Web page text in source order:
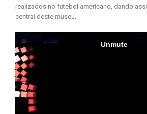
realizados no futebol americano, dando
central deste museu.